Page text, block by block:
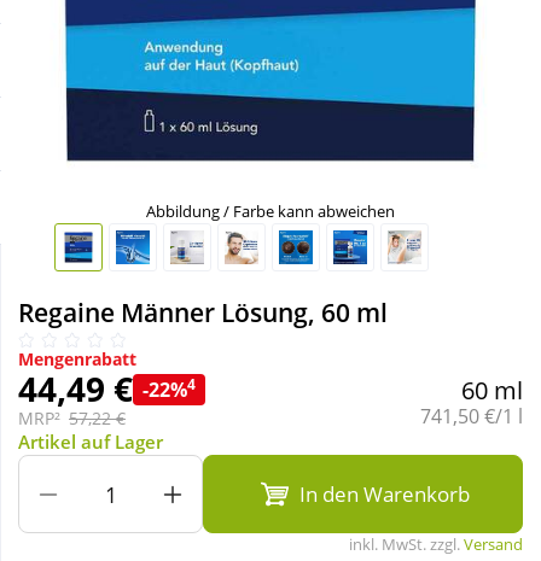
Täglich gut versorgt
Mutter & Kind
Nahrungsergänzung
Sanitätshaus
Sport & Fitness
Tierbedarf
Abbildung / Farbe kann abweichen
Regaine Männer Lösung, 60 ml
Mengenrabatt
44,49 € -22%4
MRP² 57,22 €
60 ml
Grundpreis:
741,50 €/1 l
Artikel auf Lager
In den Warenkorb
inkl. MwSt. zzgl.Versand